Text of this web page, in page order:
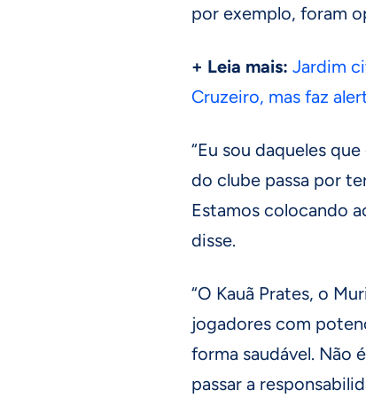
por exemplo, foram
+ Leia mais: Jardim
Cruzeiro, mas faz
“Eu sou daqueles
do clube passa por
Estamos colocando
disse.
“O Kauã Prates, o
jogadores com
forma saudável. Não
passar a